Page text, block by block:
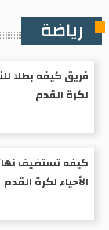
رياضة
فريق كيفه بطلا
لكرة القدم
كيفه تستضيف
الأحياء لكرة القدم